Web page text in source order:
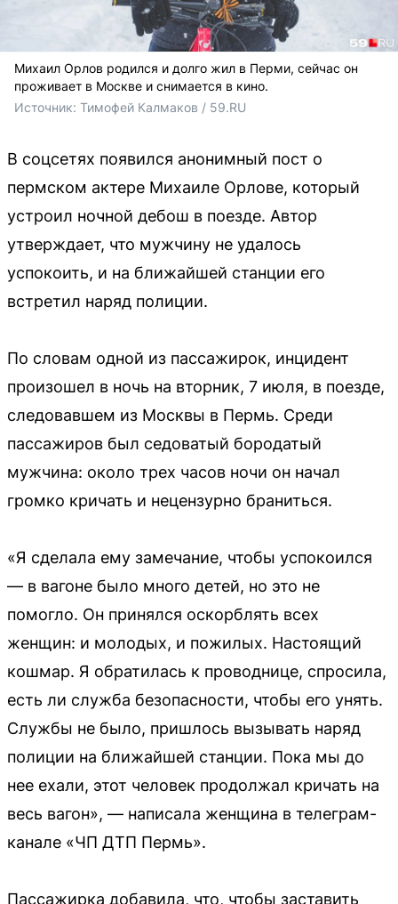
Михаил Орлов родился и долго жил в Перми, сейчас он
проживает в Москве и снимается в кино.
Источник: Тимофей Калмаков / 59.RU
В соцсетях появился анонимный пост о
пермском актере Михаиле Орлове, который
устроил ночной дебош в поезде. Автор
утверждает, что мужчину не удалось
успокоить, и на ближайшей станции его
встретил наряд полиции.
По словам одной из пассажирок, инцидент
произошел в ночь на вторник, 7 июля, в поезде,
следовавшем из Москвы в Пермь. Среди
пассажиров был седоватый бородатый
мужчина: около трех часов ночи он начал
громко кричать и нецензурно браниться.
«Я сделала ему замечание, чтобы успокоился
— в вагоне было много детей, но это не
помогло. Он принялся оскорблять всех
женщин: и молодых, и пожилых. Настоящий
кошмар. Я обратилась к проводнице, спросила,
есть ли служба безопасности, чтобы его унять.
Службы не было, пришлось вызывать наряд
полиции на ближайшей станции. Пока мы до
нее ехали, этот человек продолжал кричать на
весь вагон», — написала женщина в телеграм-
канале «ЧП ДТП Пермь».
Пассажирка добавила, что, чтобы заставить